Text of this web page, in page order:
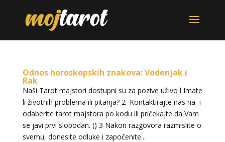
Odnos horoskopskih znakova: Vodenjak i
Rak
Naši Tarot majstori dostupni su za pozive uživo l Imate
li životnih problema ili pitanja? 2 Kontaktirajte nas na i
odaberite tarot majstora po kodu ili pričekajte da Vam
se javi prvi slobodan. () 3 Nakon razgovora razmislite o
svemu, donesite odluke i započenite...